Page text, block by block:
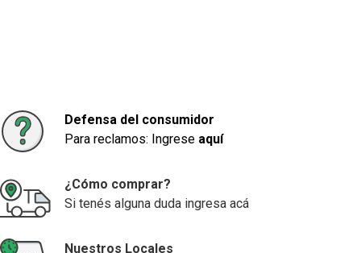
Defensa del consumidor
Para reclamos: Ingrese aquí
¿Cómo comprar?
Si tenés alguna duda ingresa acá
Nuestros Locales